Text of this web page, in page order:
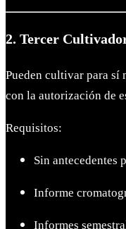
2. Tercer
Pueden cultivar para sí
con la autorización de
Requisitos:
Sin antecedentes
Informe
Informes